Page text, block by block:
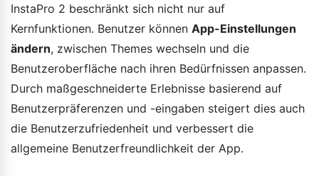
InstaPro 2 beschränkt sich nicht nur auf
Kernfunktionen. Benutzer können App-Einstellungen
ändern, zwischen Themes wechseln und die
Benutzeroberfläche nach ihren Bedürfnissen anpassen.
Durch maßgeschneiderte Erlebnisse basierend auf
Benutzerpräferenzen und -eingaben steigert dies auch
die Benutzerzufriedenheit und verbessert die
allgemeine Benutzerfreundlichkeit der App.